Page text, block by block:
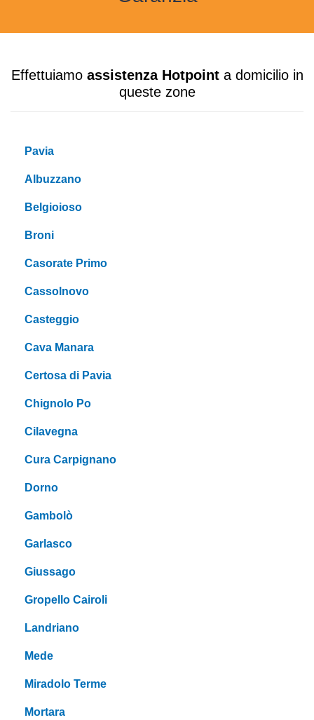
Effettuiamo assistenza Hotpointa domicilio in
queste zone
Pavia
Albuzzano
Belgioioso
Broni
Casorate Primo
Cassolnovo
Casteggio
Cava Manara
Certosa di Pavia
Chignolo Po
Cilavegna
Cura Carpignano
Dorno
Gambolò
Garlasco
Giussago
Gropello Cairoli
Landriano
Mede
Miradolo Terme
Mortara